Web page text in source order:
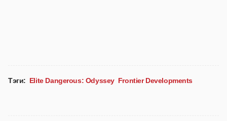
Тэги: Elite Dangerous: Odyssey Frontier Developments